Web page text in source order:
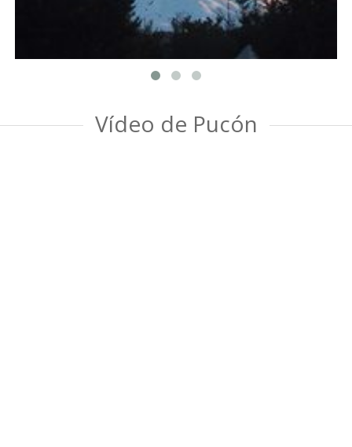
Vídeo de Pucón